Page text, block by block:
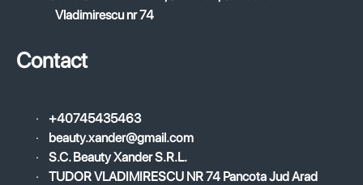
Vladimirescu nr 74
Contact
·
+40745435463
·
beauty.xander@gmail.com
·
S.C. Beauty Xander S.R.L.
·
TUDOR VLADIMIRESCU NR 74 Pancota Jud Arad